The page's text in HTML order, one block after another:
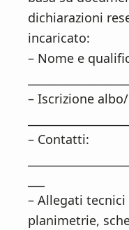
dichiarazioni
incaricato:
– Nome e
– Iscrizione
– Contatti:
– Allegati
planimetrie,